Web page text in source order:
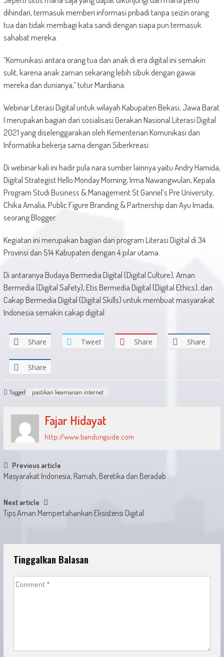
dihindari, termasuk memberi informasi pribadi tanpa seizin orang
tua dan tidak membagi kata sandi dengan siapa pun termasuk
sahabat mereka.
“Komunikasi antara orang tua dan anak di era digital ini semakin
sulit, karena anak zaman sekarang lebih sibuk dengan gawai
mereka dan dunianya,” tutur Mardiana.
Webinar Literasi Digital untuk wilayah Kabupaten Bekasi, Jawa Barat
I merupakan bagian dari sosialisasi Gerakan Nasional Literasi Digital
2021 yang diselenggarakan oleh Kementerian Komunikasi dan
Informatika bekerja sama dengan Siberkreasi.
Di webinar kali ini hadir pula nara sumber lainnya yaitu Andry Hamida,
Digital Strategist Hello Monday Morning, Irma Nawangwulan, Kepala
Program Studi Business & Management St Ganriel’s Pre University,
Chika Amalia, Public Figure Branding & Partnership dan Ayu Imada,
seorang Blogger.
Kegiatan ini merupakan bagian dari program Literasi Digital di 34
Provinsi dan 514 Kabupaten dengan 4 pilar utama.
Di antaranya Budaya Bermedia Digital (Digital Culture), Aman
Bermedia (Digital Safety), Etis Bermedia Digital (Digital Ethics), dan
Cakap Bermedia Digital (Digital Skills) untuk membuat masyarakat
Indonesia semakin cakap digital.
Share Tweet Share Share
Share
Tagged pastikan keamanan internet
Fajar Hidayat
http://www.bandungside.com
Post
navigation
Previous article
Masyarakat Indonesia, Ramah, Beretika dan Beradab
Next article
Tips Aman Mempertahankan Eksistensi Digital
Tinggalkan Balasan